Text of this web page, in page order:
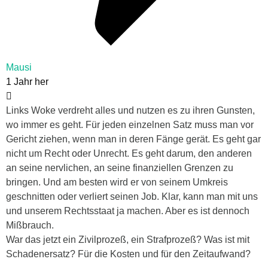
Mausi
1 Jahr her
Links Woke verdreht alles und nutzen es zu ihren Gunsten,
wo immer es geht. Für jeden einzelnen Satz muss man vor
Gericht ziehen, wenn man in deren Fänge gerät. Es geht gar
nicht um Recht oder Unrecht. Es geht darum, den anderen
an seine nervlichen, an seine finanziellen Grenzen zu
bringen. Und am besten wird er von seinem Umkreis
geschnitten oder verliert seinen Job. Klar, kann man mit uns
und unserem Rechtsstaat ja machen. Aber es ist dennoch
Mißbrauch.
War das jetzt ein Zivilprozeß, ein Strafprozeß? Was ist mit
Schadenersatz? Für die Kosten und für den Zeitaufwand?